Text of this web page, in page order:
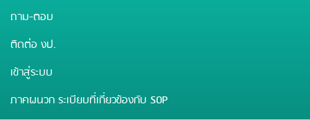
ถาม-ตอบ
ติดต่อ งป.
เข้าสู่ระบบ
ภาคผนวก ระเบียบที่เกี่ยวข้องกับ SOP